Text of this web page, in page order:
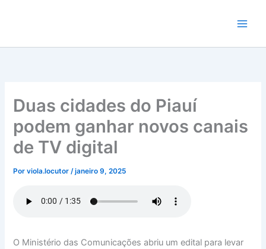
conteúdo
Duas cidades do Piauí
podem ganhar novos canais
de TV digital
Porviola.locutor/janeiro 9, 2025
O Ministério das Comunicações abriu um edital para levar